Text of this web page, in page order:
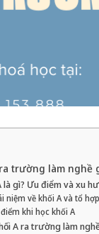
trường làm
là gì? Ưu điểm và xu
niệm về khối A và tổ
khi học khối A
A ra trường làm